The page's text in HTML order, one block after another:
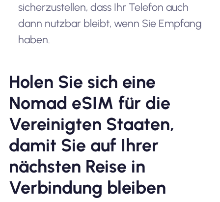
sicherzustellen, dass Ihr Telefon auch
dann nutzbar bleibt, wenn Sie Empfang
haben.
Holen Sie sich eine
Nomad eSIM für die
Vereinigten Staaten,
damit Sie auf Ihrer
nächsten Reise in
Verbindung bleiben